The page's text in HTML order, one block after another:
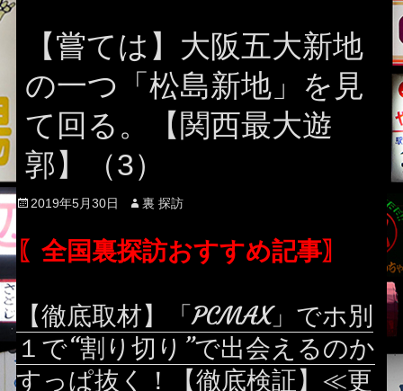
【嘗ては】大阪五大新地
の一つ「松島新地」を見
て回る。【関西最大遊
郭】（3）
Posted
2019年5月30日 Author
裏 探訪
〖全国裏探訪おすすめ記事〗
【徹底取材】「PCMAX」でホ別
１で“割り切り”で出会えるのか
すっぱ抜く！【徹底検証】≪更